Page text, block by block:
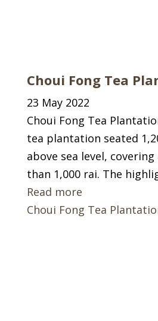
Choui Fong Tea
23 May 2022
Choui Fong Tea
tea plantation seated
above sea level,
than 1,000 rai. The
Read more
Choui Fong Tea